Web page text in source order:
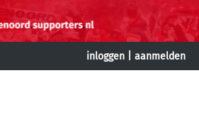
inloggen aanmelden